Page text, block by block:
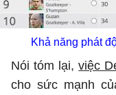
Khả năng phát
Nói tóm lại,việc
cho sức mạnh